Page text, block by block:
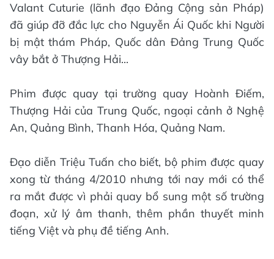
Valant Cuturie (lãnh đạo Đảng Cộng sản Pháp)
đã giúp đỡ đắc lực cho Nguyễn Ái Quốc khi Người
bị mật thám Pháp, Quốc dân Đảng Trung Quốc
vây bắt ở Thượng Hải...
Phim được quay tại trường quay Hoành Điếm,
Thượng Hải của Trung Quốc, ngoại cảnh ở Nghệ
An, Quảng Bình, Thanh Hóa, Quảng Nam.
Đạo diễn Triệu Tuấn cho biết, bộ phim được quay
xong từ tháng 4/2010 nhưng tới nay mới có thể
ra mắt được vì phải quay bổ sung một số trường
đoạn, xử lý âm thanh, thêm phần thuyết minh
tiếng Việt và phụ đề tiếng Anh.